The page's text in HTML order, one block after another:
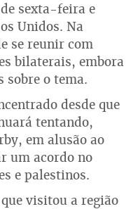
sexta-feira e
Unidos. Na
se reunir com
bilaterais, embora
sobre o tema.
desde que
tentando,
em alusão ao
um acordo no
e palestinos.
visitou a região